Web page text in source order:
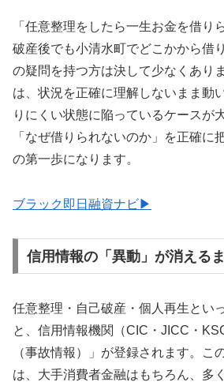
「任意整理をしたら一生お金を借り
破産後でも小清水町でどこかから
の疑問を持つ方は決して少なくあり
は、状況を正確に理解しないまま動
りにくい状態に陥っているケースが
「なぜ借りられないのか」を正確に
の第一歩になります。
ブラック即日融資ナビ▶
信用情報の「異動」が消える
任意整理・自己破産・個人再生とい
と、信用情報機関（CIC・JICC・
（事故情報）」が登録されます。こ
は、大手消費者金融はもちろん、多